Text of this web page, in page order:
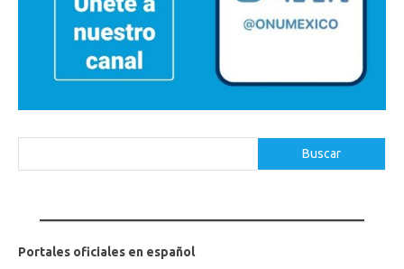
Buscar
Portales oficiales en español